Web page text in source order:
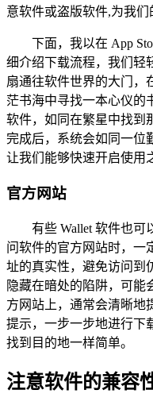
意软件或盗版软件,为我们
下面，我以在 App
细介绍下载流程，我们轻
扇通往软件世界的大门，
茫书海中寻找一本心仪的
软件，如同在繁星中找到
完成后，系统会如同一位
让我们能够快速开启使用
官方网站
有些 Wallet 软件也
问软件的官方网站时，一
址的真实性，避免访问到
隐藏在暗处的陷阱，可能
方网站上，通常会清晰地
提示，一步一步地进行下
找到目的地一样简单。
注意软件的兼容